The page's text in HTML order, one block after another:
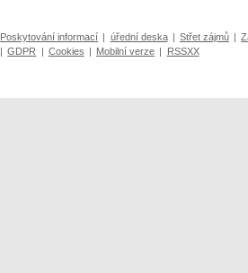
Poskytování informací | úřední deska | Střet zájmů |
| GDPR | Cookies | Mobilní verze | RSSXX